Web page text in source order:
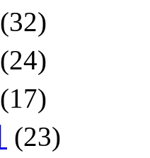
(32)
(24)
(17)
(23)